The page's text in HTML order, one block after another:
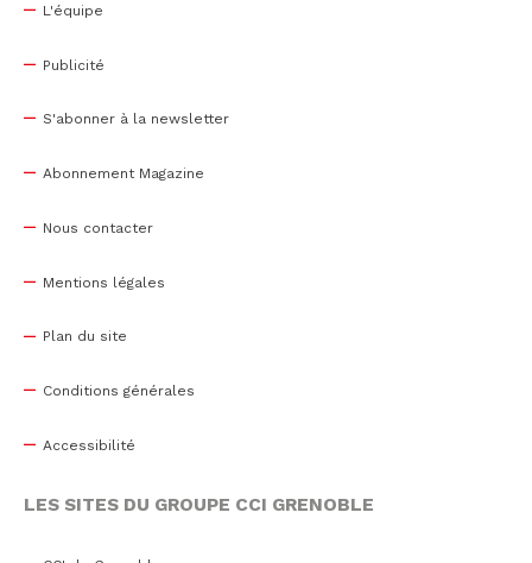
L'équipe
Publicité
S'abonner à la newsletter
Abonnement Magazine
Nous contacter
Mentions légales
Plan du site
Conditions générales
Accessibilité
LES SITES DU GROUPE CCI GRENOBLE